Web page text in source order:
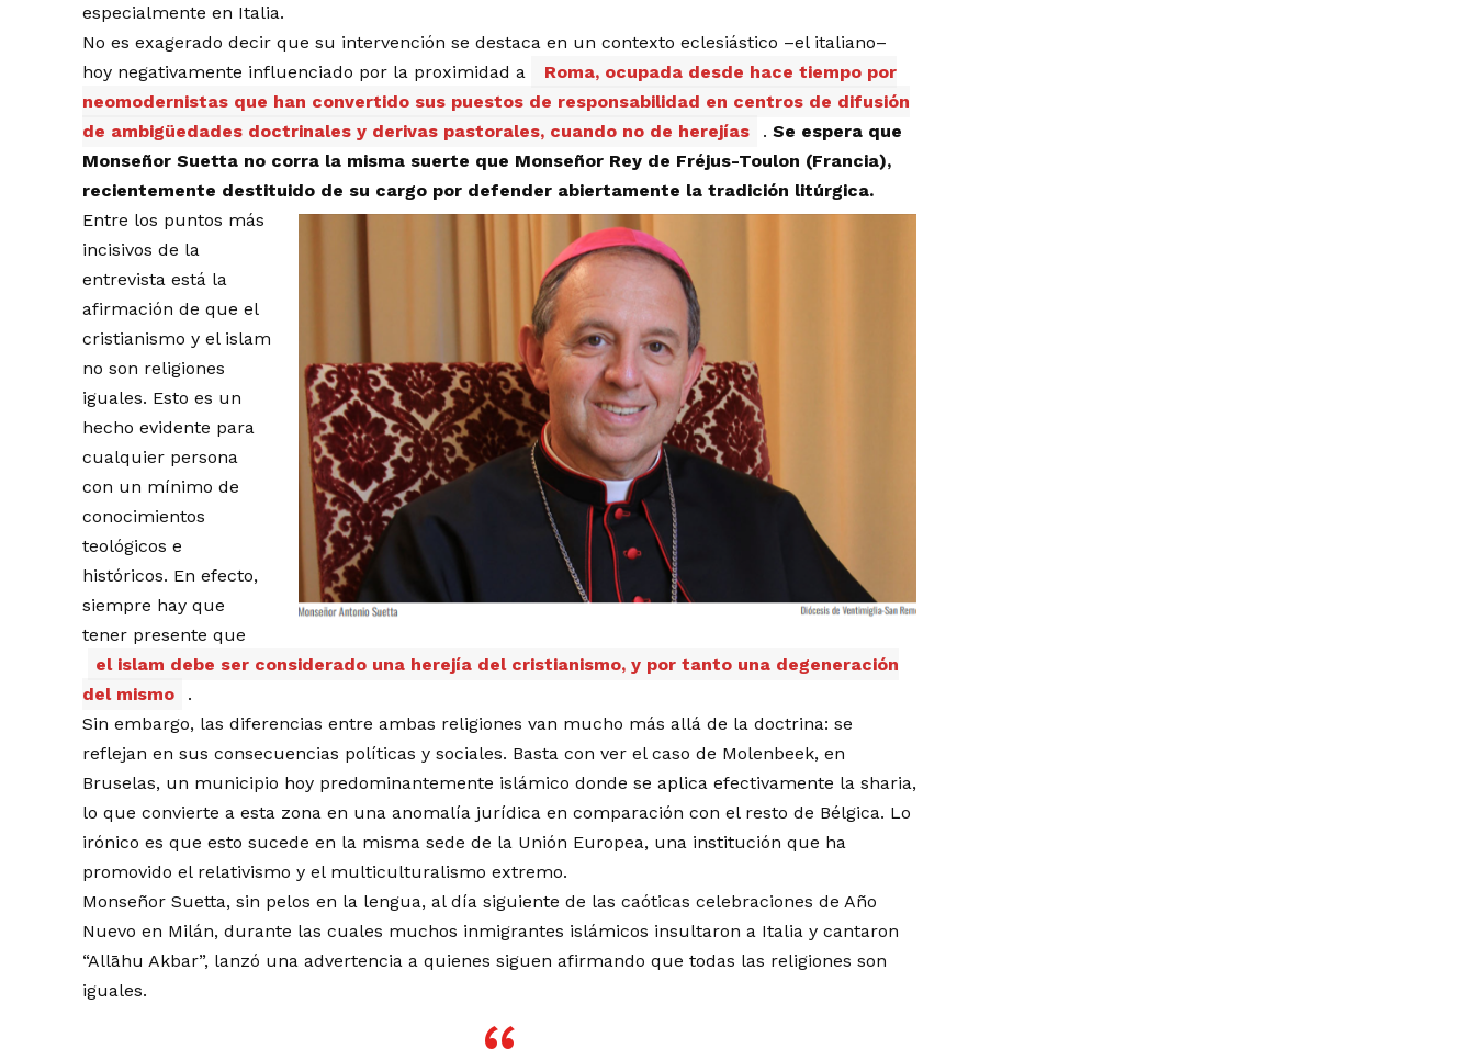
especialmente en Italia.
No es exagerado decir que su intervención se destaca en un contexto eclesiástico –el italiano–
hoy negativamente influenciado por la proximidad a
Roma, ocupada desde hace tiempo por
neomodernistas que han convertido sus puestos de responsabilidad en centros de difusión
de ambigüedades doctrinales y derivas pastorales, cuando no de herejías
.Se espera que
Monseñor Suetta no corra la misma suerte que Monseñor Rey de Fréjus-Toulon (Francia),
recientemente destituido de su cargo por defender abiertamente la tradición litúrgica.
Entre los puntos más
incisivos de la
entrevista está la
afirmación de que el
cristianismo y el islam
no son religiones
iguales. Esto es un
hecho evidente para
cualquier persona
con un mínimo de
conocimientos
teológicos e
históricos. En efecto,
siempre hay que
tener presente que
el islam debe ser considerado una herejía del cristianismo, y por tanto una degeneración
del mismo
.
Sin embargo, las diferencias entre ambas religiones van mucho más allá de la doctrina: se
reflejan en sus consecuencias políticas y sociales. Basta con ver el caso de Molenbeek, en
Bruselas, un municipio hoy predominantemente islámico donde se aplica efectivamente la sharia,
lo que convierte a esta zona en una anomalía jurídica en comparación con el resto de Bélgica. Lo
irónico es que esto sucede en la misma sede de la Unión Europea, una institución que ha
promovido el relativismo y el multiculturalismo extremo.
Monseñor Suetta, sin pelos en la lengua, al día siguiente de las caóticas celebraciones de Año
Nuevo en Milán, durante las cuales muchos inmigrantes islámicos insultaron a Italia y cantaron
“Allāhu Akbar”, lanzó una advertencia a quienes siguen afirmando que todas las religiones son
iguales.